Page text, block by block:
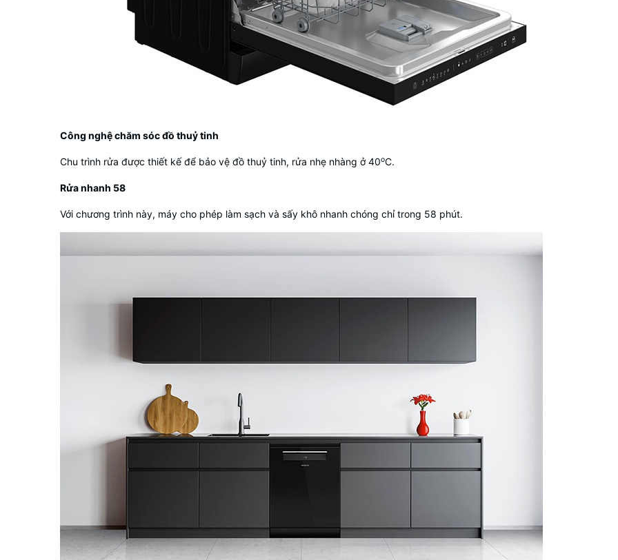
Công nghệ chăm sóc đồ thuỷ tinh
Chu trình rửa được thiết kế để bảo vệ đồ thuỷ tinh, rửa nhẹ nhàng ở 40oC.
Rửa nhanh 58
Với chương trình này, máy cho phép làm sạch và sấy khô nhanh chóng chỉ trong 58 phút.